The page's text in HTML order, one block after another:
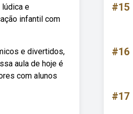
e
infantil com
e divertidos,
aula de hoje é
com alunos
#15
#16
#17